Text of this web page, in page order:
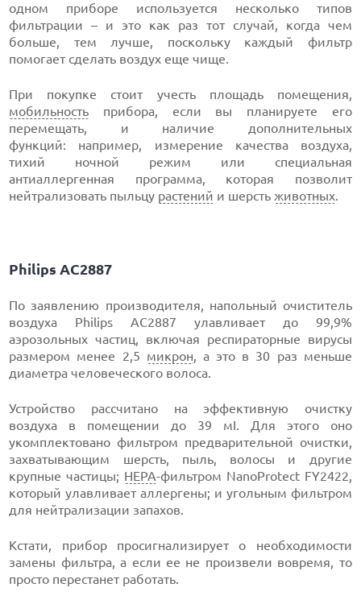
одном приборе используется несколько типов
фильтрации – и это как раз тот случай, когда чем
больше, тем лучше, поскольку каждый фильтр
помогает сделать воздух еще чище.
При покупке стоит учесть площадь помещения,
мобильность прибора, если вы планируете его
перемещать, и наличие дополнительных
функций: например, измерение качества воздуха,
тихий ночной режим или специальная
антиаллергенная программа, которая позволит
нейтрализовать пыльцу растений и шерсть животных.
Philips AC2887
По заявлению производителя, напольный очиститель
воздуха Philips AC2887 улавливает до 99,9%
аэрозольных частиц, включая респираторные вирусы
размером менее 2,5 микрон, а это в 30 раз меньше
диаметра человеческого волоса.
Устройство рассчитано на эффективную очистку
воздуха в помещении до 39 мІ. Для этого оно
укомплектовано фильтром предварительной очистки,
захватывающим шерсть, пыль, волосы и другие
крупные частицы; HEPA-фильтром NanoProtect FY2422,
который улавливает аллергены; и угольным фильтром
для нейтрализации запахов.
Кстати, прибор просигнализирует о необходимости
замены фильтра, а если ее не произвели вовремя, то
просто перестанет работать.